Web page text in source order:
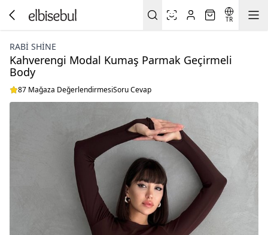
TR
RABI SHINE
Kahverengi Modal Kumaş Parmak Geçirmeli
Body
87 Mağaza DeğerlendirmesiSoru Cevap